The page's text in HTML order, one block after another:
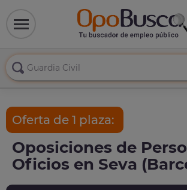
Oferta de 1 plaza:
Oposiciones de
Oficios en Seva